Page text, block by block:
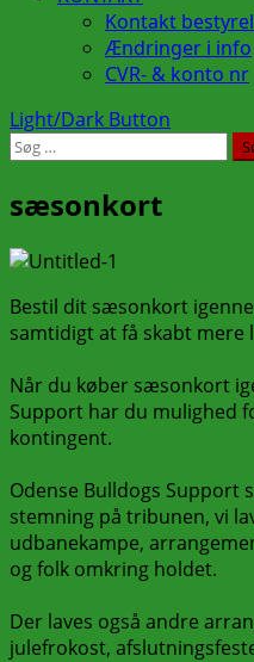
Kontakt
Ændringer i info
CVR- & konto nr
Light/Dark Button
Søg
sæsonkort
Bestil dit sæsonkort
samtidigt at få skabt mere
Når du køber sæsonkort
Support har du mulighed
kontingent.
Odense Bulldogs Support
stemning på tribunen, vi
udbanekampe,
og folk omkring holdet.
Der laves også andre
julefrokost,